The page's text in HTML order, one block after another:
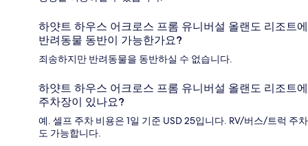
하얏트 하우스 어크로스 프롬 유니버설 올랜도 리조트에
반려동물 동반이 가능한가요?
죄송하지만 반려동물을 동반하실 수 없습니다.
하얏트 하우스 어크로스 프롬 유니버설 올랜도 리조트에
주차장이 있나요?
예. 셀프 주차 비용은 1일 기준 USD 25입니다. RV/버스/트럭 주차
도 가능합니다.